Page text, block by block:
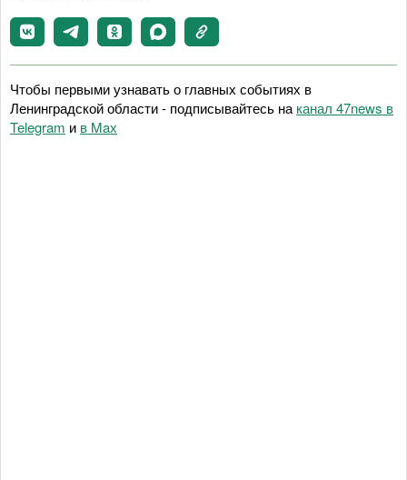
Чтобы первыми узнавать о главных событиях в
Ленинградской области - подписывайтесь на канал 47news в
Telegram и в Maх